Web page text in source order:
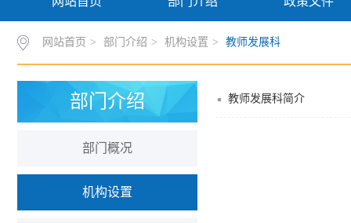
网站首页 > 部门介绍 > 机构设置 > 教师发展科
部门介绍
部门概况
机构设置
教师发展科简介